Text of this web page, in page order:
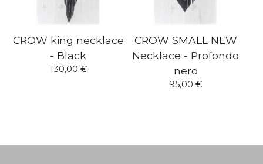
CROW king necklace
- Black
130,00 €
CROW SMALL NEW
Necklace - Profondo
nero
95,00 €